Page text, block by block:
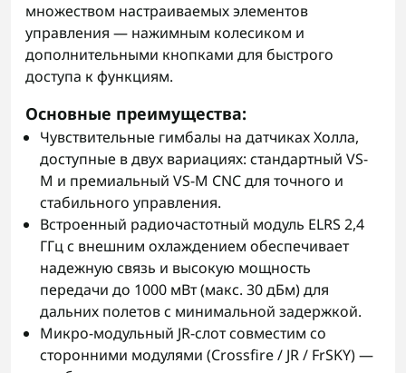
множеством настраиваемых элементов
управления — нажимным колесиком и
дополнительными кнопками для быстрого
доступа к функциям.
Основные преимущества:
Чувствительные гимбалы на датчиках Холла,
доступные в двух вариациях: стандартный VS-
M и премиальный VS-M CNC для точного и
стабильного управления.
Встроенный радиочастотный модуль ELRS 2,4
ГГц с внешним охлаждением обеспечивает
надежную связь и высокую мощность
передачи до 1000 мВт (макс. 30 дБм) для
дальних полетов с минимальной задержкой.
Микро-модульный JR-слот совместим со
сторонними модулями (Crossfire / JR / FrSKY) —